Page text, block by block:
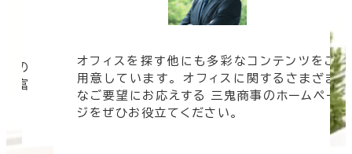
の
豊富
オフィスを探す他にも多彩なコンテンツをご
用意しています。 オフィスに関するさまざま
なご要望にお応えする 三鬼商事のホームペー
ジをぜひお役立てください。